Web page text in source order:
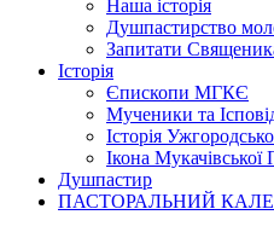
Наша історія
Душпастирство
Запитати
Історія
Єпископи МГКЄ
Мученики та
Історія
Ікона Мукачівської
Душпастир
ПАСТОРАЛЬНИЙ